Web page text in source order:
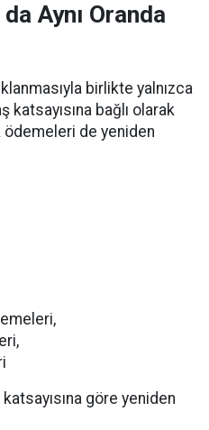
Aynı Oranda
birlikte yalnızca
bağlı olarak
de yeniden
göre yeniden